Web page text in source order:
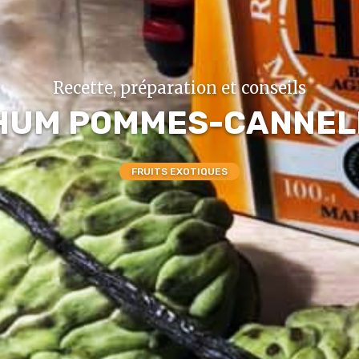
Recette, préparation et conseils
POMMES-
FRUITS EXOTIQUES